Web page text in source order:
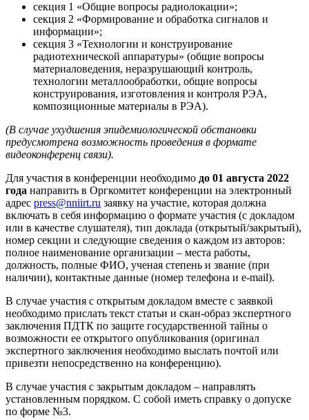
секция 1 «Общие вопросы радиолокации»;
секция 2 «Формирование и обработка сигналов и
информации»;
секция 3 «Технологии и конструирование
радиотехнической аппаратуры» (общие вопросы
материаловедения, неразрушающий контроль,
технологии металлообработки, общие вопросы
конструирования, изготовления и контроля РЭА,
композиционные материалы в РЭА).
(В случае ухудшения эпидемиологической обстановки
предусмотрена возможность проведения в формате
видеоконференц связи).
Для участия в конференции необходимо до 01 августа 2022
года направить в Оргкомитет конференции на электронный
адрес press@nniirt.ru заявку на участие, которая должна
включать в себя информацию о формате участия (с докладом
или в качестве слушателя), тип доклада (открытый/закрытый),
номер секции и следующие сведения о каждом из авторов:
полное наименование организации – места работы,
должность, полные ФИО, ученая степень и звание (при
наличии), контактные данные (номер телефона и e-mail).
В случае участия с открытым докладом вместе с заявкой
необходимо прислать текст статьи и скан-образ экспертного
заключения ПДТК по защите государственной тайны о
возможности ее открытого опубликования (оригинал
экспертного заключения необходимо выслать почтой или
привезти непосредственно на конференцию).
В случае участия с закрытым докладом – направлять
установленным порядком. С собой иметь справку о допуске
по форме №3.